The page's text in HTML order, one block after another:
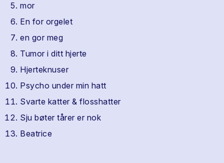
mor
En for orgelet
en gor meg
Tumor i ditt hjerte
Hjerteknuser
Psycho under min hatt
Svarte katter & flosshatter
Sju bøter tårer er nok
Beatrice